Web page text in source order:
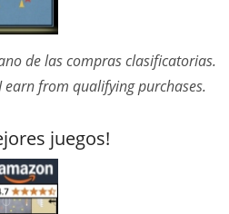
de las compras clasificatorias.
earn from qualifying purchases.
juegos!